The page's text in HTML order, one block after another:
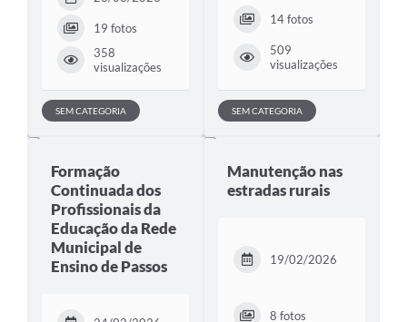
19 fotos
358
visualizações
SEM CATEGORIA
14 fotos
509
visualizações
SEM CATEGORIA
Formação
Continuada dos
Profissionais da
Educação da Rede
Municipal de
Ensino de Passos
Manutenção nas
estradas rurais
19/02/2026
8 fotos